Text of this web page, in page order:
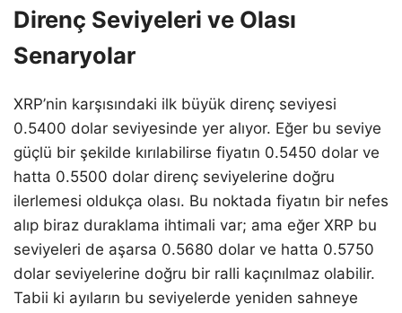
Direnç Seviyeleri ve Olası
Senaryolar
XRP’nin karşısındaki ilk büyük direnç seviyesi
0.5400 dolar seviyesinde yer alıyor. Eğer bu seviye
güçlü bir şekilde kırılabilirse fiyatın 0.5450 dolar ve
hatta 0.5500 dolar direnç seviyelerine doğru
ilerlemesi oldukça olası. Bu noktada fiyatın bir nefes
alıp biraz duraklama ihtimali var; ama eğer XRP bu
seviyeleri de aşarsa 0.5680 dolar ve hatta 0.5750
dolar seviyelerine doğru bir ralli kaçınılmaz olabilir.
Tabii ki ayıların bu seviyelerde yeniden sahneye